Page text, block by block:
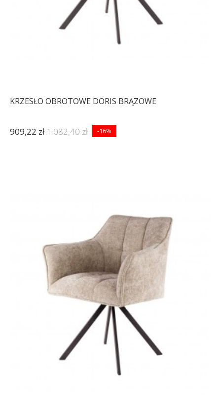
KRZESŁO OBROTOWE DORIS BRĄZOWE
909,22 zł1 082,40 zł -16%